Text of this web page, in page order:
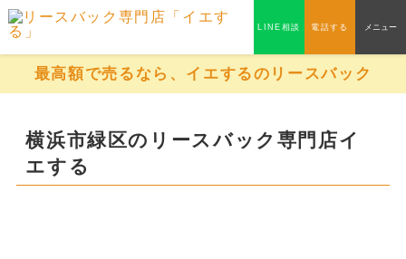
LINE相談 電話する メニュー
最高額で売るなら、イエするのリースバック
横浜市緑区のリースバック専門店イ
エする